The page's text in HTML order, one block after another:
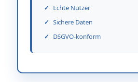
Echte Nutzer
Sichere Daten
DSGVO-konform